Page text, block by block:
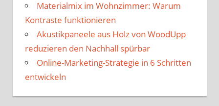
Materialmix im Wohnzimmer: Warum
Kontraste funktionieren
Akustikpaneele aus Holz von WoodUpp
reduzieren den Nachhall spürbar
Online-Marketing-Strategie in 6 Schritten
entwickeln